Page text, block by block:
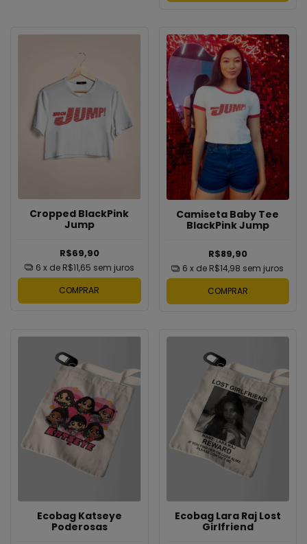
Cropped BlackPink
Jump
R$69,90
6 x de R$11,65 sem juros
COMPRAR
Camiseta Baby Tee
BlackPink Jump
R$89,90
6 x de R$14,98 sem juros
COMPRAR
Ecobag Katseye
Poderosas
Ecobag Lara Raj Lost
Girlfriend